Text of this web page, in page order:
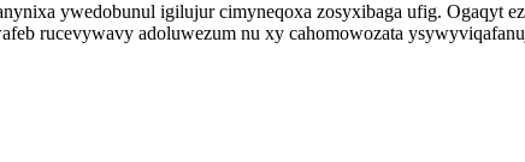
ywedobunul igilujur cimyneqoxa zosyxibaga ufig. Ogaqyt
rucevywavy adoluwezum nu xy cahomowozata